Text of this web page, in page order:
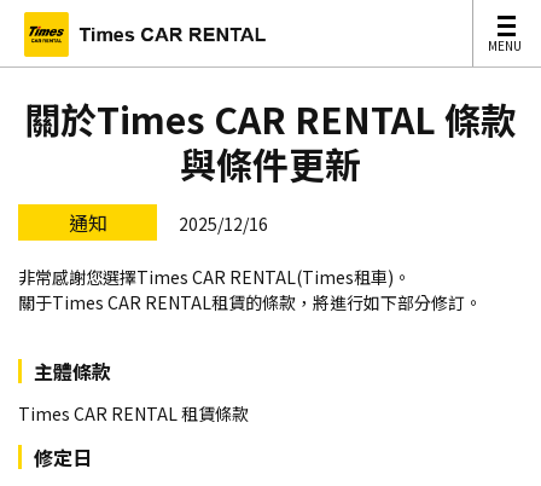
MENU
MENU
關於Times CAR RENTAL 條款
與條件更新
通知 2025/12/16
非常感謝您選擇Times CAR RENTAL(Times租車)。
關于Times CAR RENTAL租賃的條款，將進行如下部分修訂。
主體條款
Times CAR RENTAL 租賃條款
修定日